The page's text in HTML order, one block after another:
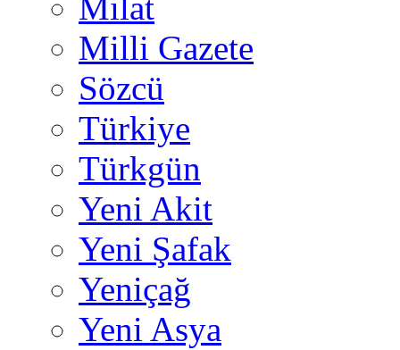
Milat
Milli Gazete
Sözcü
Türkiye
Türkgün
Yeni Akit
Yeni Şafak
Yeniçağ
Yeni Asya